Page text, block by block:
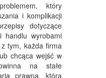
który
i komplikacji
dotyczące
handlu wyrobami
tym, każda firma
chcąca wejść w
na stałe
prawną, która